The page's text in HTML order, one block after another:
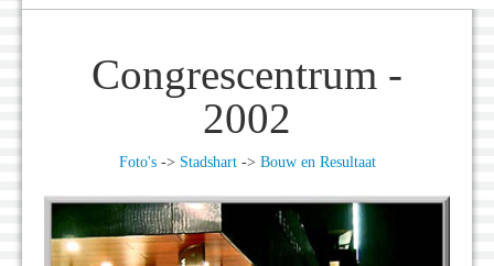
Congrescentrum -
2002
Foto's-> Stadshart-> Bouw en Resultaat